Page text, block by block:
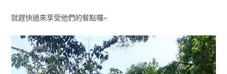
就趕快過來享受他們的餐點囉~